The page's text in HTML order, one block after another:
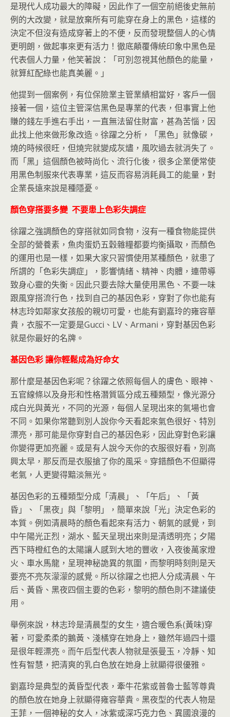
是現代人成功最大的障礙，因此作了一個空前絕後史無前
例的大改變，就是放棄所有可能穿在身上的黑色，這樣的
決定不但沒有造成穿著上的不便，反而發現整個人的心情
更明朗，做起事來更有活力！徹底顛覆傳統印象中黑色是
代表個人力量，他笑著說：「可別忽視其他顏色的能量，
就算紅配綠也能真美麗。」
他提到一個案例，有位保險業主管業績相當好，客戶一個
接著一個，這位主管深信黑色是專業的代表，但事實上他
賺的錢左手進右手出，一直無法留住財富，甚為苦惱，因
此找上他來做形象改造。徐躍之分析，「黑色」就像碳，
燒的時候很旺，但燒完就變成灰燼，風吹過去就消失了。
而「黑」這個顏色被時尚化、流行化後，很多企業便常使
用黑色制服來代表專業，這反而容易消耗員工的能量，對
企業長遠來說是種隱憂。
顏色穿搭要多變 不要患上色彩失調症
徐躍之強調顏色的穿搭就如同食物，沒有一種食物能提供
全部的營養素，魚肉蛋奶五穀雜糧都要均衡攝取，而顏色
的運用也是一樣，如果大家只習慣使用某種顏色，就患了
所謂的「色彩失調症」，影響情緒、精神、肉體，連帶導
致身心靈的失衡。因此只要去除大量使用黑色、不要一味
跟風穿搭流行色，找到自己的基因色彩，穿對了你也能有
林志玲如鄰家女孩般的親切可愛，也能有劉嘉玲的雍容華
貴，衣服不一定要是Gucci、LV、Armani，穿對基因色彩
就是你最好的名牌。
基因色彩 讓你輕鬆成為好命女
那什麼是基因色彩呢？徐躍之依照每個人的膚色、眼神、
五官線條以及身形和性格潛質區分成五種類型，像光源分
成白光與黃光，不同的光源，每個人呈現出來的氣場也會
不同。如果你常聽到別人說你今天看起來氣色很好、特別
漂亮，那可能是你穿對自己的基因色彩，因此穿對色彩讓
你變得更加亮麗。或是有人說今天你的衣服很好看，別高
興太早，那反而是衣服搶了你的風采。穿錯顏色不但顯得
老氣，人更變得黯淡無光。
基因色彩的五種類型分成「清晨」、「午后」、「黃
昏」、「黑夜」與「黎明」，簡單來說「光」決定色彩的
本質。例如清晨時的顏色看起來有活力、朝氣的感覺，到
中午陽光正烈，湖水、藍天呈現出來則是清透明亮；夕陽
西下時橙紅色的太陽讓人感到大地的豐收，入夜後萬家燈
火、車水馬龍，呈現神秘詭異的氛圍，而黎明時刻則是天
要亮不亮灰濛濛的感覺。所以徐躍之也把人分成清晨、午
后、黃昏、黑夜四個主要的色彩，黎明的顏色則不建議使
用。
舉例來說，林志玲是清晨型的女生，適合暖色系(黃味)穿
著，可愛柔柔的鵝黃、淺橘穿在她身上，雖然年過四十還
是很年輕漂亮。而午后型代表人物就是張曼玉，冷靜、知
性有智慧，把清爽的乳白色放在她身上就顯得很優雅。
劉嘉玲是典型的黃昏型代表，牽牛花紫或普魯士藍等尊貴
的顏色放在她身上就顯得雍容華貴。黑夜型的代表人物是
王菲，一個神秘的女人，冰紫或深巧克力色、異國浪漫的